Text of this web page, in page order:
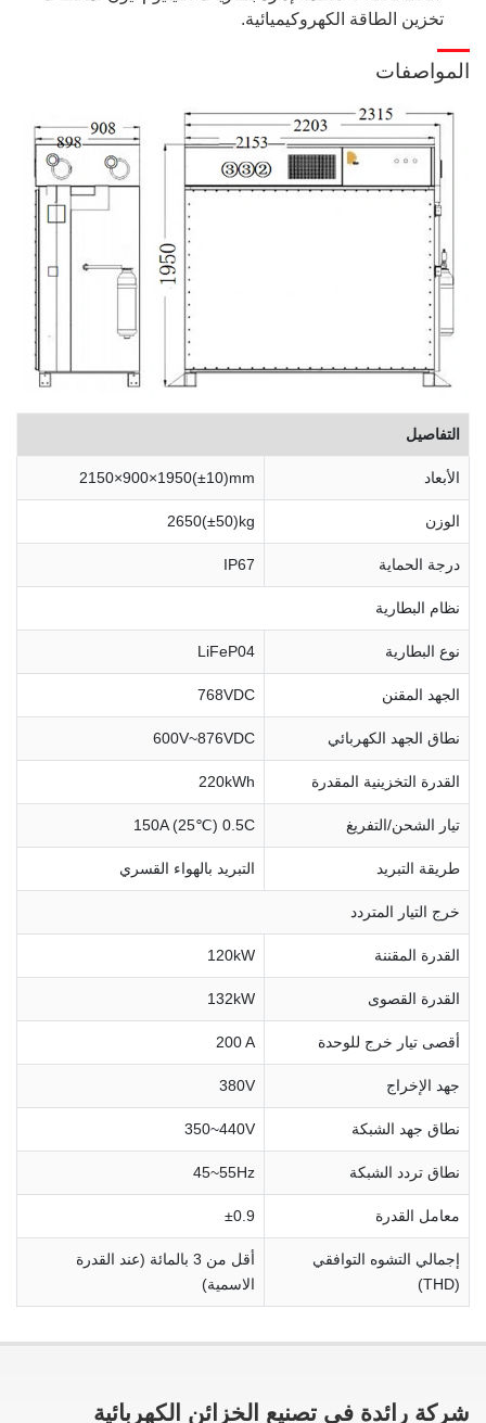
تخزين الطاقة الكهروكيميائية.
المواصفات
التفاصيل
الأبعاد 2150×900×1950(±10)mm
الوزن 2650(±50)kg
درجة الحماية IP67
نظام البطارية
نوع البطارية LiFeP04
الجهد المقنن 768VDC
نطاق الجهد الكهربائي 600V~876VDC
القدرة التخزينية المقدرة 220kWh
تيار الشحن/التفريغ 150A (25℃) 0.5C
طريقة التبريد التبريد بالهواء القسري
خرج التيار المتردد
القدرة المقننة 120kW
القدرة القصوى 132kW
أقصى تيار خرج للوحدة 200 A
جهد الإخراج 380V
نطاق جهد الشبكة 350~440V
نطاق تردد الشبكة 45~55Hz
معامل القدرة ±0.9
إجمالي التشوه التوافقي
(THD)
أقل من 3 بالمائة (عند القدرة
الاسمية)
شركة رائدة في تصنيع الخزائن الكهربائية